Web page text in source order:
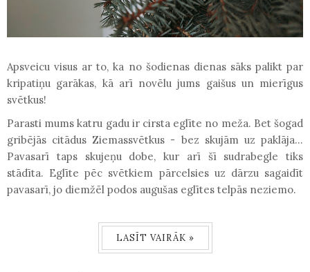
Apsveicu visus ar to, ka no šodienas dienas sāks palikt par
kripatiņu garākas, kā arī novēlu jums gaišus un mierīgus
svētkus!
Parasti mums katru gadu ir cirsta eglīte no meža. Bet šogad
gribējās citādus Ziemassvētkus - bez skujām uz paklāja...
Pavasarī taps skujeņu dobe, kur arī šī sudrabegle tiks
stādīta. Eglīte pēc svētkiem pārcelsies uz dārzu sagaidīt
pavasarī, jo diemžēl podos augušas eglītes telpās neziemo.
LASĪT VAIRĀK »